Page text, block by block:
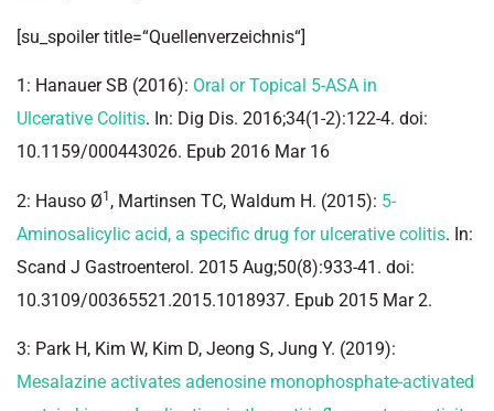
[su_spoiler title=“Quellenverzeichnis“]
1: Hanauer SB (2016): Oral or Topical 5-ASA in
Ulcerative Colitis. In: Dig Dis. 2016;34(1-2):122-4. doi:
10.1159/000443026. Epub 2016 Mar 16
2: Hauso Ø1 , Martinsen TC, Waldum H. (2015): 5-
Aminosalicylic acid, a specific drug for ulcerative colitis. In:
Scand J Gastroenterol. 2015 Aug;50(8):933-41. doi:
10.3109/00365521.2015.1018937. Epub 2015 Mar 2.
3: Park H, Kim W, Kim D, Jeong S, Jung Y. (2019):
Mesalazine activates adenosine monophosphate-activated